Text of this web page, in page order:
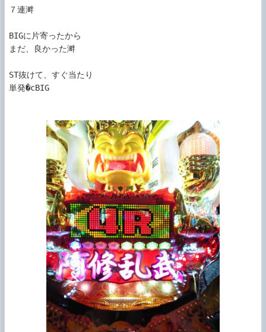
７連溿
BIGに片寄ったから
まだ、良かった溿
ST抜けて、すぐ当たり
単発�cBIG